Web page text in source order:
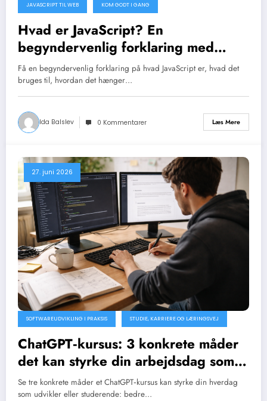
JAVASCRIPT TIL WEB KOM GODT I GANG
Hvad er JavaScript? En
begyndervenlig forklaring med
eksempler
Få en begyndervenlig forklaring på hvad JavaScript er, hvad det
bruges til, hvordan det hænger…
Ida Balslev 0 Kommentarer Læs Mere
27. juni 2026
SOFTWAREUDVIKLING I PRAKSIS STUDIE, KARRIERE OG LÆRINGSVEJ
ChatGPT‑kursus: 3 konkrete måder
det kan styrke din arbejdsdag som
udvikler eller studerende
Se tre konkrete måder et ChatGPT‑kursus kan styrke din hverdag
som udvikler eller studerende: bedre…